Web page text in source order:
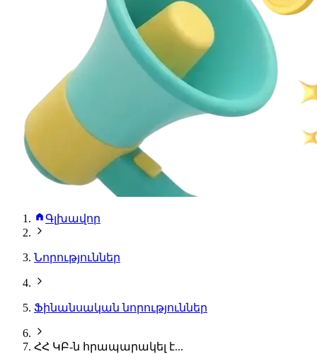
Գլխավոր
Նորություններ
Ֆինանսական նորություններ
ՀՀ ԿԲ-ն հրապարակել է...